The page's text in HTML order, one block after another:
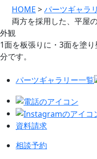
HOME >パーツギャラ
両方を採用した、平屋
外観
1面を板張りに・3面を塗
分です。
パーツギャラリー一覧
資料請求
相談予約